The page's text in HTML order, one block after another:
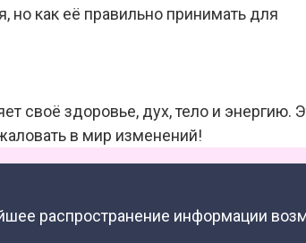
но как её правильно принимать для
своё здоровье, дух, тело и
в мир изменений!
распространение информации